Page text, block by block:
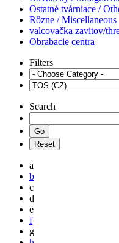
Ostatné tvárniace /
Rôzne / Miscellaneous
valcovačka zavitov/
Obrabacie centra
Filters
Search
a
b
c
d
e
f
g